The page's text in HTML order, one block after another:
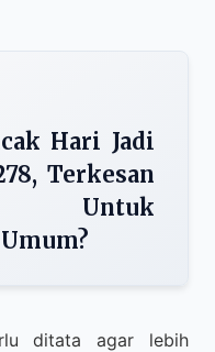
Hari Jadi
Terkesan
Untuk
ditata agar lebih